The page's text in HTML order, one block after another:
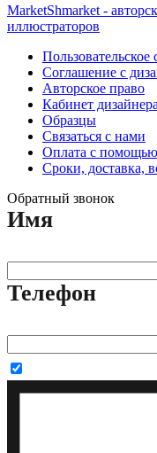
MarketShmarket -
иллюстраторов
Пользовательское
Соглашение с
Авторское право
Кабинет дизайнера
Образцы
Связаться с нами
Оплата с
Сроки, доставка,
Обратный звонок
Имя
Телефон